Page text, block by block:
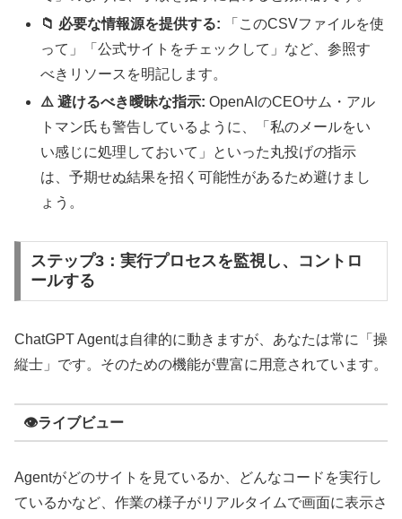
📁 必要な情報源を提供する: 「このCSVファイルを使
って」「公式サイトをチェックして」など、参照す
べきリソースを明記します。
⚠️ 避けるべき曖昧な指示: OpenAIのCEOサム・アル
トマン氏も警告しているように、「私のメールをい
い感じに処理しておいて」といった丸投げの指示
は、予期せぬ結果を招く可能性があるため避けまし
ょう。
ステップ3：実行プロセスを監視し、コントロ
ールする
ChatGPT Agentは自律的に動きますが、あなたは常に「操
縦士」です。そのための機能が豊富に用意されています。
👁️ライブビュー
Agentがどのサイトを見ているか、どんなコードを実行し
ているかなど、作業の様子がリアルタイムで画面に表示さ